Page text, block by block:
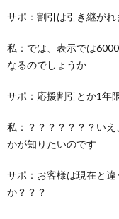
サポ：割引は引き継がれ
私：では、表示では
なるのでしょうか
サポ：応援割引とか1年
私：？？？？？？？い
かが知りたいのです
サポ：お客様は現在と
か？？？